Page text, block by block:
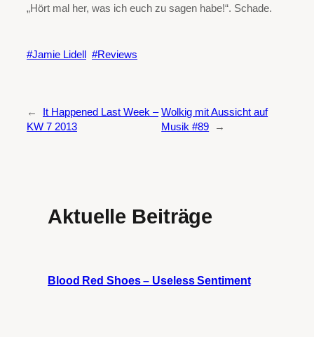
„Hört mal her, was ich euch zu sagen habe!“. Schade.
Jamie Lidell Reviews
←
It Happened Last Week –
KW 7 2013
Wolkig mit Aussicht auf
Musik #89
→
Aktuelle Beiträge
Blood Red Shoes – Useless Sentiment